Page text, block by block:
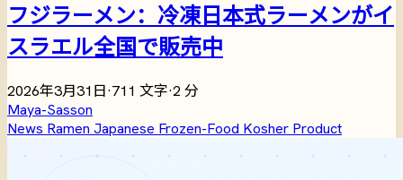
フジラーメン：冷凍日本式ラーメンがイ
スラエル全国で販売中
2026年3月31日·711 文字·2 分
Maya-Sasson
News Ramen Japanese Frozen-Food Kosher Product